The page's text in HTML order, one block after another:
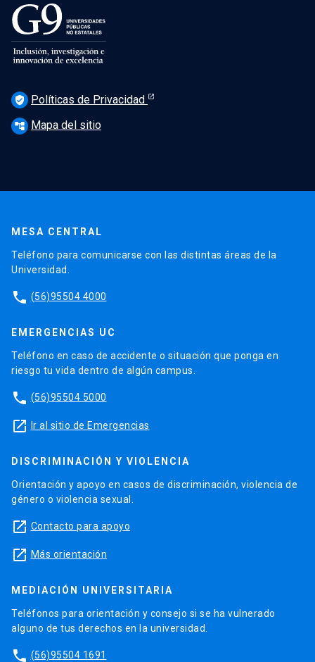
verified_user Políticas de Privacidad
account_tree Mapa del sitio
MESA CENTRAL
Teléfono para comunicarse con las distintas áreas de la
Universidad.
phone (56)95504 4000
EMERGENCIAS UC
Teléfono en caso de accidente o situación que ponga en
riesgo tu vida dentro de algún campus.
phone (56)95504 5000
launch Ir al sitio de Emergencias
DISCRIMINACIÓN Y VIOLENCIA
Orientación y apoyo en casos de discriminación, violencia de
género o violencia sexual.
launch Contacto para apoyo
launch Más orientación
MEDIACIÓN UNIVERSITARIA
Teléfonos para orientación y consejo si se ha vulnerado
alguno de tus derechos en la universidad.
phone (56)95504 1691